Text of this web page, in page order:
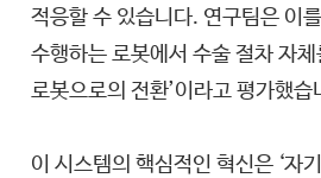
적응할 수 있습니다. 연구팀은 이
수행하는 로봇에서 수술 절차 자
로봇으로의 전환’이라고 평가했습
이 시스템의 핵심적인 혁신은 ‘자